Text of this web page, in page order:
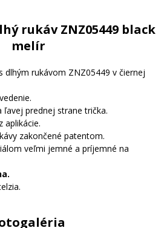
rukáv ZNZ05449 black
melír
dlhým rukávom ZNZ05449 v čiernej
ľavej prednej strane trička.
aplikácie.
zakončené patentom.
veľmi jemné a príjemné na